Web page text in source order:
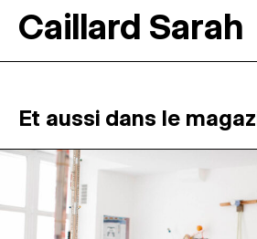
RÉSIDENCES ↓
ATELIERS OUVERTS
PROGRAMMATION
MAGAZINE
Caillard Sarah
Et aussi dans le